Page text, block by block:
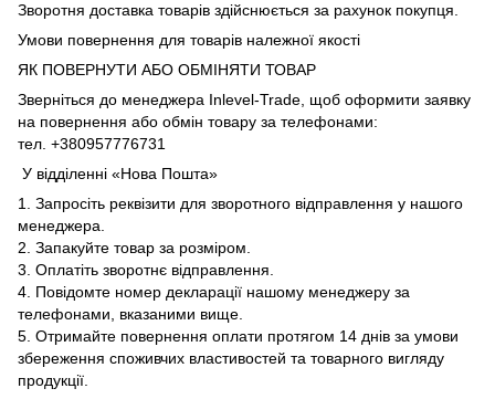
Зворотня доставка товарів здійснюється за рахунок покупця.
Умови повернення для товарів належної якості
ЯК ПОВЕРНУТИ АБО ОБМІНЯТИ ТОВАР
Зверніться до менеджера Inlevel-Trade, щоб оформити заявку
на повернення або обмін товару за телефонами:
тел. +380957776731
У відділенні «Нова Пошта»
1. Запросіть реквізити для зворотного відправлення у нашого
менеджера.
2. Запакуйте товар за розміром.
3. Оплатіть зворотнє відправлення.
4. Повідомте номер декларації нашому менеджеру за
телефонами, вказаними вище.
5. Отримайте повернення оплати протягом 14 днів за умови
збереження споживчих властивостей та товарного вигляду
продукції.